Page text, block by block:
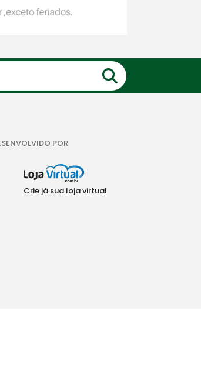
POR
Crie já sua loja virtual